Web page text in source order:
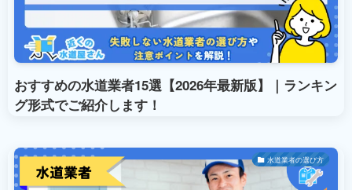
おすすめの水道業者15選【2026年最新版】｜ランキン
グ形式でご紹介します！
水道業者の選び方